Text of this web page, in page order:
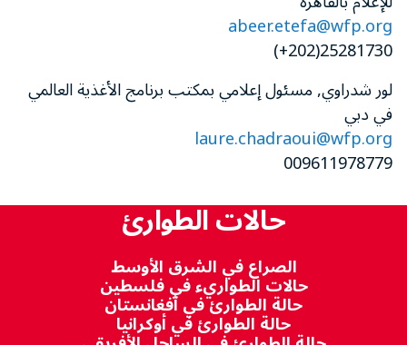
abeer.etefa@wfp.org
25281730(202+)
لور شدراوي, مسئول إعلامي بمكتب برنامج الأغذية العالمي
في دبي
laure.chadraoui@wfp.org
009611978779
حالات الطوارئ
الصراع في الشرق الأوسط
حالات الطواريء في فلسطين
حالة الطوارئ في أفغانستان
حالة الطوارئ في أوكرانيا